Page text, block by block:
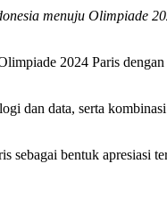
menuju Olimpiade
2024 Paris
dan data, serta
sebagai bentuk apresiasi